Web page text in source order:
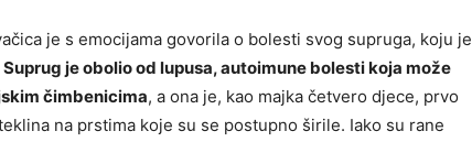
je s emocijama govorila o bolesti svog supruga, koju je
Suprug je obolio od lupusa, autoimune bolesti koja može
čimbenicima, a ona je, kao majka četvero djece, prvo
na prstima koje su se postupno širile. Iako su rane